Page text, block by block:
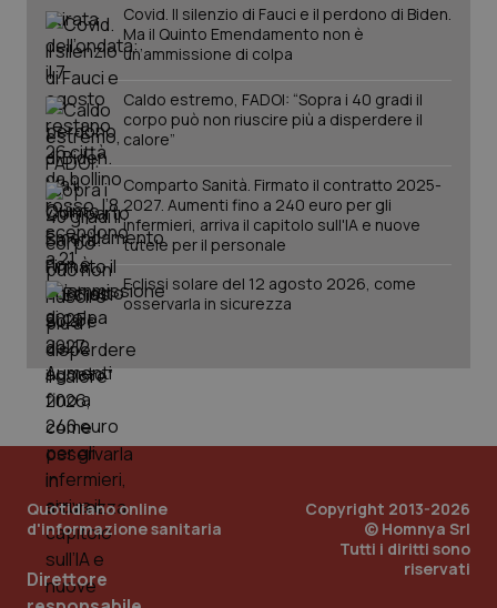
Ulcera & Reflusso
Vaccini
Covid. Il silenzio di Fauci e il perdono di Biden.
Ma il Quinto Emendamento non è
un’ammissione di colpa
Caldo estremo, FADOI: “Sopra i 40 gradi il
corpo può non riuscire più a disperdere il
calore”
Comparto Sanità. Firmato il contratto 2025-
2027. Aumenti fino a 240 euro per gli
infermieri, arriva il capitolo sull'IA e nuove
tutele per il personale
Eclissi solare del 12 agosto 2026, come
osservarla in sicurezza
Quotidiano online
d'informazione sanitaria
Direttore
Copyright 2013-2026
© Homnya Srl
Tutti i diritti sono
riservati
tracking-sites-ironfish-
tracking-enable
_ga
Google LLC
.quotidianosanita.it
1
mese